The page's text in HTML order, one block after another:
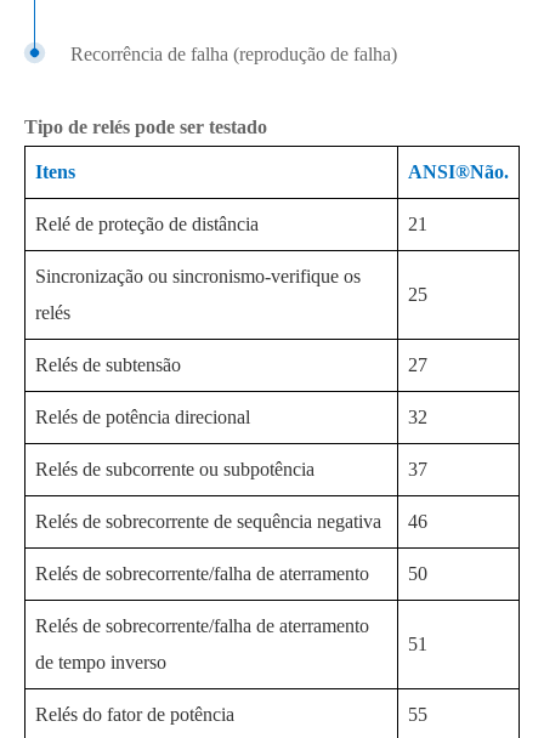
Recorrência de falha (reprodução de falha)
Tipo de relés pode ser testado
Itens ANSI®Não.
Relé de proteção de distância 21
Sincronização ou sincronismo-verifique os
relés
25
Relés de subtensão 27
Relés de potência direcional 32
Relés de subcorrente ou subpotência 37
Relés de sobrecorrente de sequência negativa 46
Relés de sobrecorrente/falha de aterramento 50
Relés de sobrecorrente/falha de aterramento
de tempo inverso
51
Relés do fator de potência 55